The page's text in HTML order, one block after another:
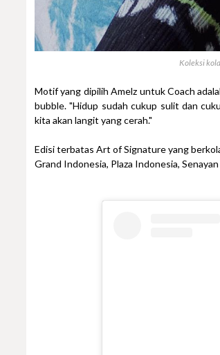
Koleksi
Motif yang dipilih Amelz untuk Coach
bubble. "Hidup sudah cukup sulit dan
kita akan langit yang cerah."
Edisi terbatas Art of Signature yang
Grand Indonesia, Plaza Indonesia,